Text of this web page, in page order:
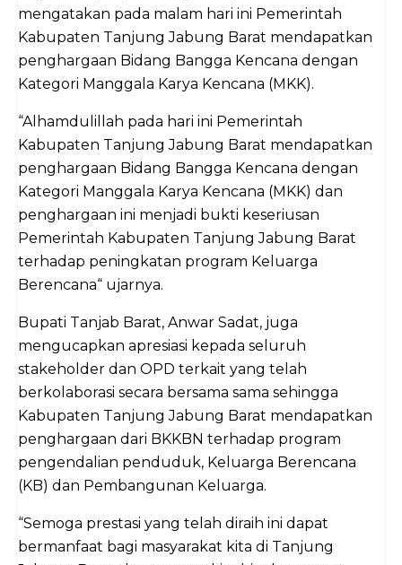
mengatakan pada malam hari ini Pemerintah
Kabupaten Tanjung Jabung Barat mendapatkan
penghargaan Bidang Bangga Kencana dengan
Kategori Manggala Karya Kencana (MKK).
“Alhamdulillah pada hari ini Pemerintah
Kabupaten Tanjung Jabung Barat mendapatkan
penghargaan Bidang Bangga Kencana dengan
Kategori Manggala Karya Kencana (MKK) dan
penghargaan ini menjadi bukti keseriusan
Pemerintah Kabupaten Tanjung Jabung Barat
terhadap peningkatan program Keluarga
Berencana“ ujarnya.
Bupati Tanjab Barat, Anwar Sadat, juga
mengucapkan apresiasi kepada seluruh
stakeholder dan OPD terkait yang telah
berkolaborasi secara bersama sama sehingga
Kabupaten Tanjung Jabung Barat mendapatkan
penghargaan dari BKKBN terhadap program
pengendalian penduduk, Keluarga Berencana
(KB) dan Pembangunan Keluarga.
“Semoga prestasi yang telah diraih ini dapat
bermanfaat bagi masyarakat kita di Tanjung